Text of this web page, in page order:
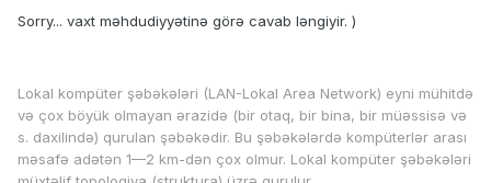
Sorry... vaxt məhdudiyyətinə görə cavab ləngiyir. )
Lokal kompüter şəbəkələri (LAN-Lokal Area Network) eyni mühitdə
və çox böyük olmayan ərazidə (bir otaq, bir bina, bir müəssisə və
s. daxilində) qurulan şəbəkədir. Bu şəbəkələrdə kompüterlər arası
məsafə adətən 1—2 km-dən çox olmur. Lokal kompüter şəbəkələri